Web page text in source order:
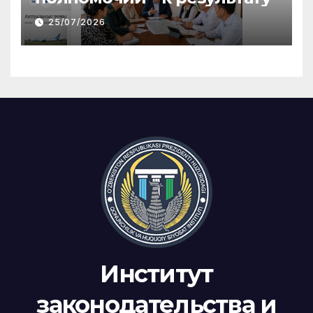
25/07/2026
Институт
законодательства и